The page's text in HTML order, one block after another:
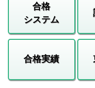
合格
システム
合格実績